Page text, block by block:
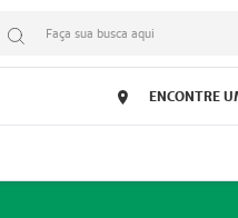
Faça sua busca aqui
ENCONTRE